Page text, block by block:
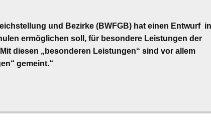
und Bezirke (BWFGB) hat einen Entwurf
ermöglichen soll, für besondere Leistungen der
diesen „besonderen Leistungen“ sind vor allem
gemeint.“